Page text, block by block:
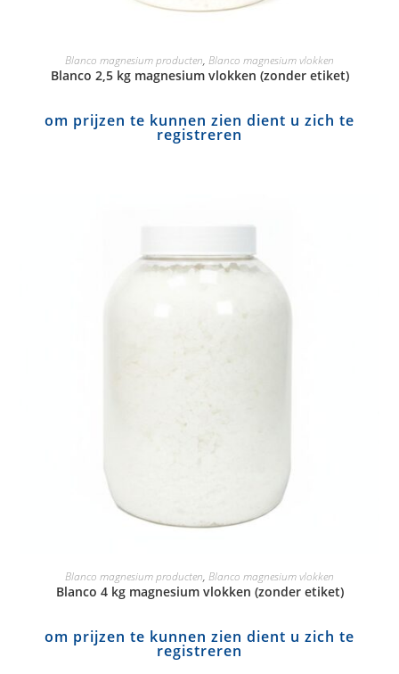
Blanco magnesium producten, Blanco magnesium vlokken
Blanco 2,5 kg magnesium vlokken (zonder etiket)
om prijzen te kunnen zien dient u zich te
registreren
Blanco magnesium producten, Blanco magnesium vlokken
Blanco 4 kg magnesium vlokken (zonder etiket)
om prijzen te kunnen zien dient u zich te
registreren